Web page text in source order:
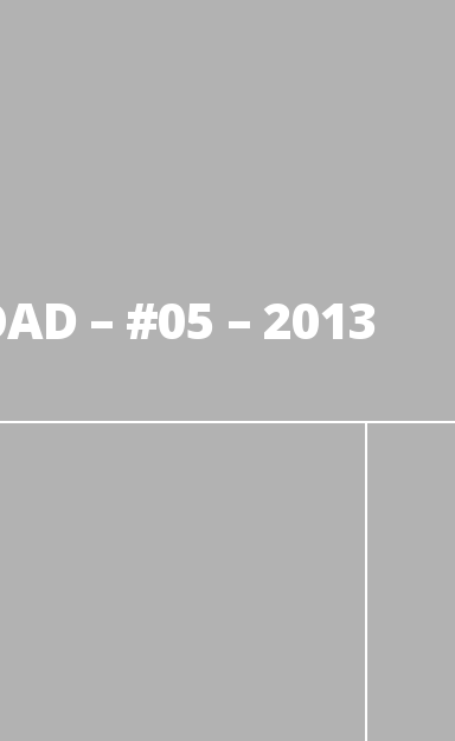
– #05 – 2013